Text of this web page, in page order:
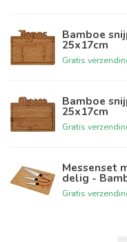
Bamboe
25x17cm
Gratis
Bamboe
25x17cm
Gratis
Messenset
delig -
Gratis